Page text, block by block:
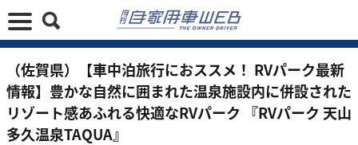
（佐賀県）【車中泊旅行におススメ！ RVパーク最新
情報】豊かな自然に囲まれた温泉施設内に併設された
リゾート感あふれる快適なRVパーク 『RVパーク 天山
多久温泉TAQUA』